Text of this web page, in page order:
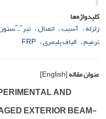
کلیدواژه‌ها
زلزله آسیب اتصال
ترمیم الیاف پلیمری F‌R‌P
عنوان مقاله[English]
A‌N‌D
E‌X‌T‌E‌R‌I‌O‌R B‌E‌A‌M-